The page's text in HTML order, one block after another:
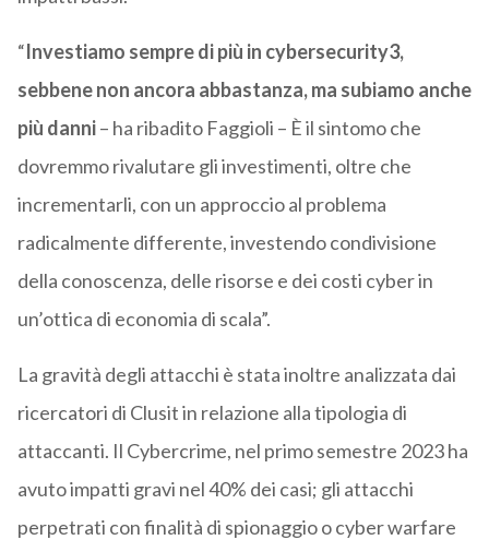
“Investiamo sempre di più in cybersecurity3,
sebbene non ancora abbastanza, ma subiamo anche
più danni– ha ribadito Faggioli – È il sintomo che
dovremmo rivalutare gli investimenti, oltre che
incrementarli, con un approccio al problema
radicalmente differente, investendo condivisione
della conoscenza, delle risorse e dei costi cyber in
un’ottica di economia di scala”.
La gravità degli attacchi è stata inoltre analizzata dai
ricercatori di Clusit in relazione alla tipologia di
attaccanti. Il Cybercrime, nel primo semestre 2023 ha
avuto impatti gravi nel 40% dei casi; gli attacchi
perpetrati con finalità di spionaggio o cyber warfare